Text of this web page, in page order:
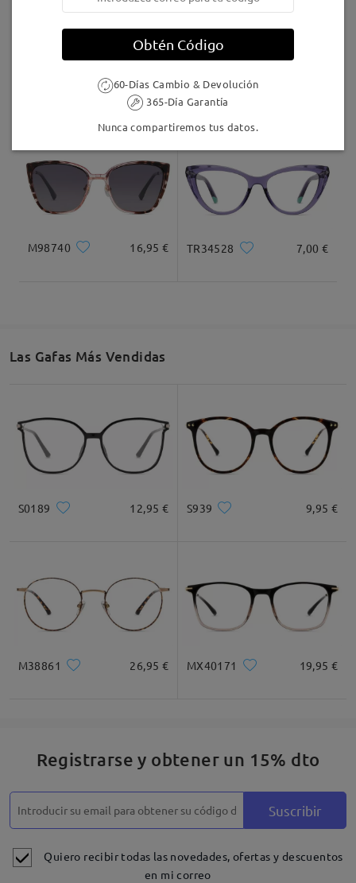
9,95 € Judy123
M98740 16,95 € TR34528 7,00 €
Las Gafas Más Vendidas
S0189 12,95 € S939 9,95 €
M38861 26,95 € MX40171 19,95 €
Registrarse y obtener un 15% dto
Suscribir
Quiero recibir todas las novedades, ofertas y descuentos
en mi correo
Obtén Código
60-Días Cambio & Devolución
365-Día Garantía
Nunca compartiremos tus datos.